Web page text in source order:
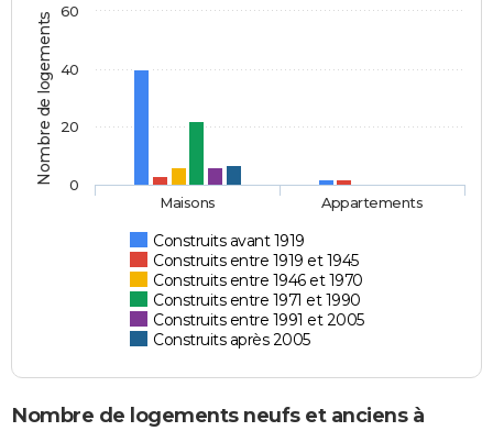
Nombre de logements
Construits avant 1919
Construits entre 1919 et 1945
Construits entre 1946 et 1970
Construits entre 1971 et 1990
Construits entre 1991 et 2005
Construits après 2005
Maisons Appartements
0
20
40
60
Nombre de logements neufs et anciens à